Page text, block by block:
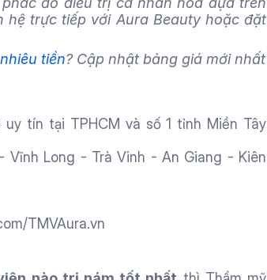
trực tiếp với Aura Beauty hoặc đặt
tiền? Cập nhật bảng giá mới nhất
tín tại TPHCM và số 1 tỉnh Miền Tây
Vĩnh Long - Trà Vinh - An Giang - Kiên
TMVAura.vn